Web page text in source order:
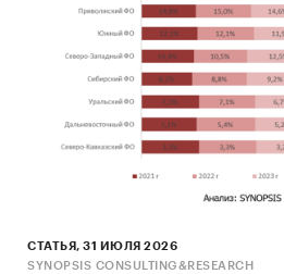
СТАТЬЯ, 31 ИЮЛЯ 2026
SYNOPSIS CONSULTING&RESEARCH